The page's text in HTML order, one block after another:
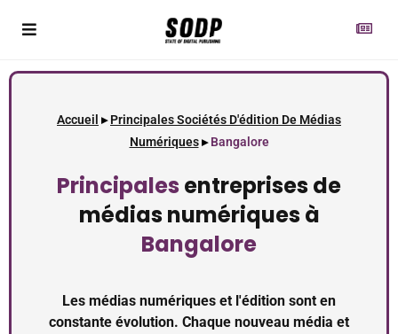
Accueil ▸Principales Sociétés D'édition De Médias
Numériques▸Bangalore
Principales entreprises de
médias numériques à
Bangalore
Les médias numériques et l'édition sont en
constante évolution. Chaque nouveau média et